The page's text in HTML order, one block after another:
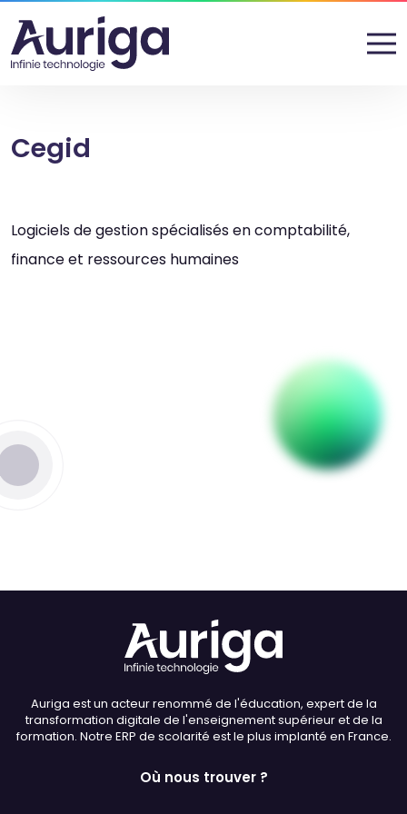
Cegid
Logiciels de gestion spécialisés en comptabilité,
finance et ressources humaines
Auriga est un acteur renommé de l'éducation, expert de la
transformation digitale de l'enseignement supérieur et de la
formation. Notre ERP de scolarité est le plus implanté en France.
Où nous trouver ?
Police (dyslexie)
Défaut Adapter
Taille du texte
Défaut Augmenter